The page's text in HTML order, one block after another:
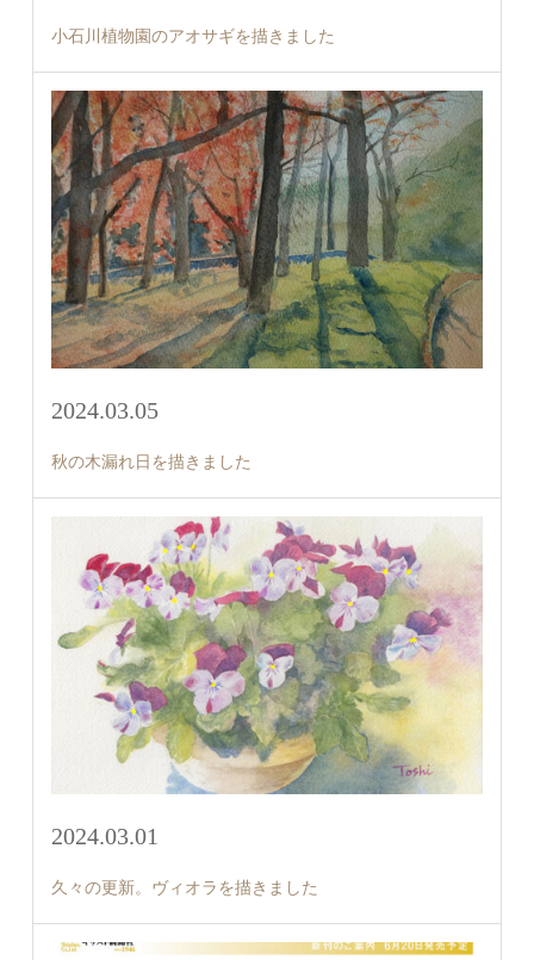
小石川植物園のアオサギを描きました
2024.03.05
秋の木漏れ日を描きました
2024.03.01
久々の更新。ヴィオラを描きました